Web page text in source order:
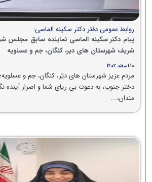
روابط عمومی دفتر دکتر سکینه الماسی:
پیام دکتر سکینه الماسی نماینده سابق مجلس
شریف شهرستان های دیر، کنگان، جم و عسلویه
10 اسفند 1402
مردم عزیز شهرستان های دیّر، کنگان، جم و‌
دختر جنوب، به دعوت بی ریای شما و اصرار آینده
مندان،...